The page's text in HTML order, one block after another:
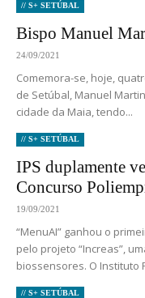
// S+ SETÚBAL
Bispo Manuel
24/09/2021
Comemora-se, hoje,
de Setúbal, Manuel
cidade da Maia, tendo...
// S+ SETÚBAL
IPS duplamente
Concurso
19/09/2021
“MenuAI” ganhou o
pelo projeto “Increas”,
biossensores. O Instituto
// S+ SETÚBAL